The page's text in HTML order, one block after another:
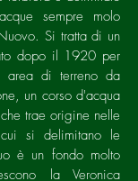
sempre molo
Si tratta di un
dopo il 1920 per
area di terreno da
un corso d'acqua
trae origine nelle
si delimitano le
è un fondo molto
la Veronica